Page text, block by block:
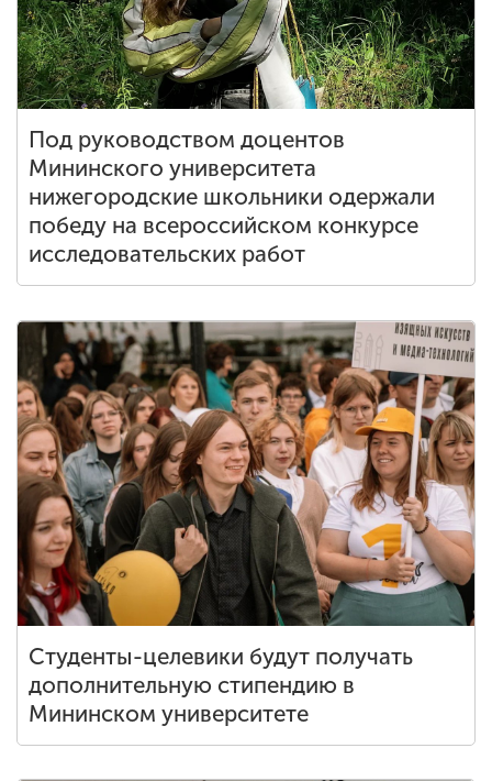
Под руководством доцентов
Мининского университета
нижегородские школьники одержали
победу на всероссийском конкурсе
исследовательских работ
Студенты-целевики будут получать
дополнительную стипендию в
Мининском университете